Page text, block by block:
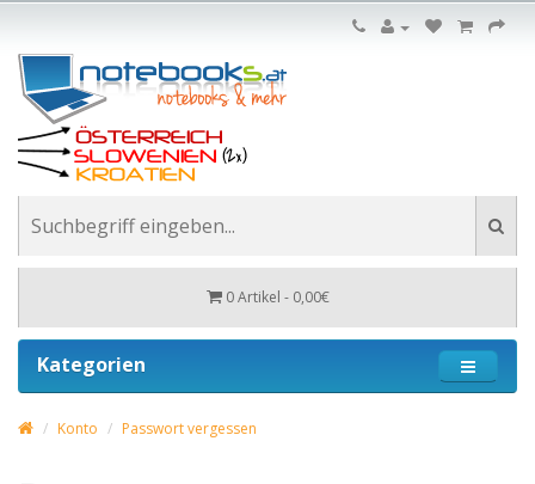
0 Artikel - 0,00€
Kategorien
Konto Passwort vergessen